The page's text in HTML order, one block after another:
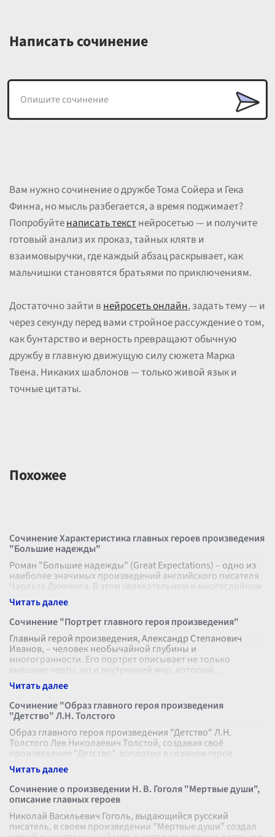
Написать сочинение
Вам нужно сочинение о дружбе Тома Сойера и Гека
Финна, но мысль разбегается, а время поджимает?
Попробуйтенаписать текстнейросетью — и получите
готовый анализ их проказ, тайных клятв и
взаимовыручки, где каждый абзац раскрывает, как
мальчишки становятся братьями по приключениям.
Достаточно зайти внейросеть онлайн, задать тему — и
через секунду перед вами стройное рассуждение о том,
как бунтарство и верность превращают обычную
дружбу в главную движущую силу сюжета Марка
Твена. Никаких шаблонов — только живой язык и
точные цитаты.
Похожее
Сочинение Характеристика главных героев произведения
"Большие надежды"
Роман "Большие надежды" (Great Expectations) – одно из
наиболее значимых произведений английского писателя
Чарльза Диккенса. В этом увлекательном и многослойном
произведении автор
Сочинение "Портрет главного героя произведения"
Главный герой произведения, Александр Степанович
Иванов, – человек необычайной глубины и
многогранности. Его портрет описывает не только
внешние черты, но и внутренний мир, который
Сочинение "Образ главного героя произведения
"Детство" Л.Н. Толстого
Образ главного героя произведения "Детство" Л.Н.
Толстого Лев Николаевич Толстой, создавая своё
произведение "Детство", воплотил в главном герое
Николеньке Иртеньеве целую палитру
Сочинение о произведении Н. В. Гоголя "Мертвые души",
описание главных героев
Николай Васильевич Гоголь, выдающийся русский
писатель, в своем произведении "Мертвые души" создал